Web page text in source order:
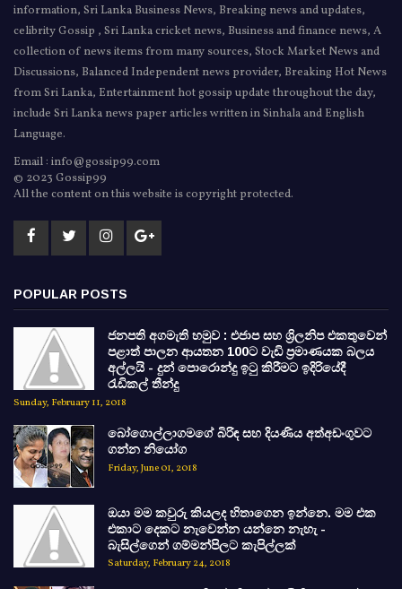
information, Sri Lanka Business News, Breaking news and updates,
celibrity Gossip , Sri Lanka cricket news, Business and finance news, A
collection of news items from many sources, Stock Market News and
Discussions, Balanced Independent news provider, Breaking Hot News
from Sri Lanka, Entertainment hot gossip update throughout the day,
include Sri Lanka news paper articles written in Sinhala and English
Language.
Email : info@gossip99.com
© 2023 Gossip99
All the content on this website is copyright protected.
POPULAR POSTS
ජනපති අගමැති හමුව : එජාප සහ ශ්‍රිලනිප එකතුවෙන්
පළාත් පාලන ආයතන 100ට වැඩි ප්‍රමාණයක බලය
අල්ලයි - දුන් පොරොන්දු ඉටු කිරීමට ඉදිරියේදී
රැඩිකල් තීන්දු
Sunday, February 11, 2018
බෝගොල්ලාගමගේ බිරිඳ සහ දියණිය අත්අඩංගුවට
ගන්න නියෝග
Friday, June 01, 2018
ඔයා මම කවුරු කියලද හිතාගෙන ඉන්නෙ. මම එක
එකාට දෙකට නැවෙන්න යන්නෙ නැහැ -
බැසිල්ගෙන් ගම්මන්පිලට කැපිල්ලක්
Saturday, February 24, 2018